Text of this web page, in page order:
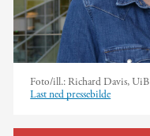
Foto/ill.: Richard Davis, UiB
Last ned pressebilde